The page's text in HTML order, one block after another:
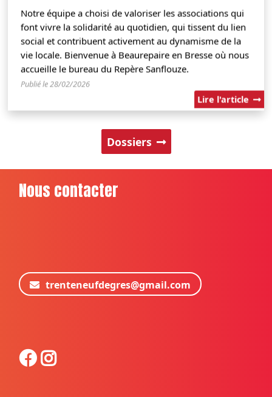
Notre équipe a choisi de valoriser les associations qui
font vivre la solidarité au quotidien, qui tissent du lien
social et contribuent activement au dynamisme de la
vie locale. Bienvenue à Beaurepaire en Bresse où nous
accueille le bureau du Repère Sanflouze.
Publié le 28/02/2026
Lire l'article
Dossiers
Nous contacter
trenteneufdegres@gmail.com